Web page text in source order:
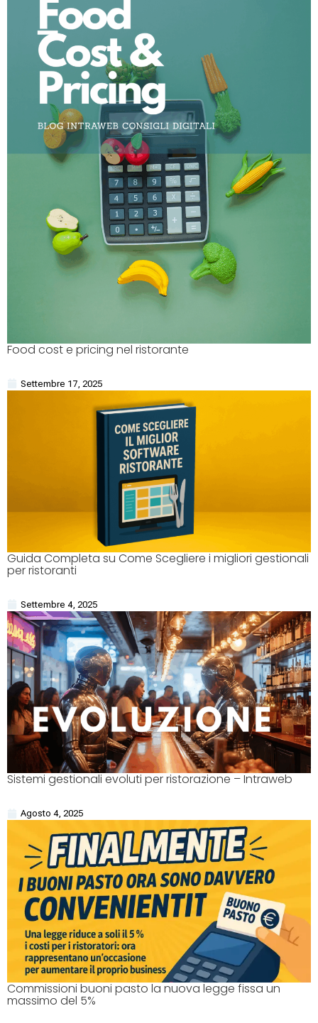
Food cost e pricing nel ristorante
Settembre 17, 2025
Guida Completa su Come Scegliere i migliori gestionali
per ristoranti
Settembre 4, 2025
Sistemi gestionali evoluti per ristorazione – Intraweb
Agosto 4, 2025
Commissioni buoni pasto la nuova legge fissa un
massimo del 5%